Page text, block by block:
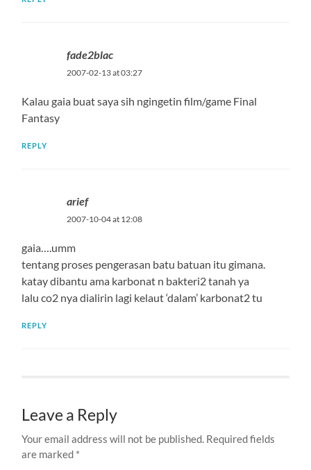
fade2blac
2007-02-13 at 03:27
Kalau gaia buat saya sih ngingetin film/game Final
Fantasy
REPLY
arief
2007-10-04 at 12:08
gaia….umm
tentang proses pengerasan batu batuan itu gimana.
katay dibantu ama karbonat n bakteri2 tanah ya
lalu co2 nya dialirin lagi kelaut ‘dalam’ karbonat2 tu
REPLY
Leave a Reply
Your email address will not be published. Required fields
are marked *